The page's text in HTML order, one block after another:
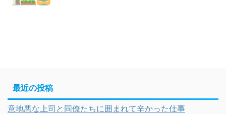
最近の投稿
意地悪な上司と同僚たちに囲まれて辛かった仕事